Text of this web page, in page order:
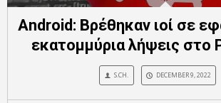
Android: Βρέθηκαν ιοί σε
εκατομμύρια λήψεις στο
S.CH. DECEMBER 9, 2022